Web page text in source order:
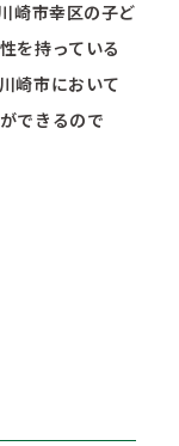
崎市幸区の子ど
を持っている
崎市において
できるので